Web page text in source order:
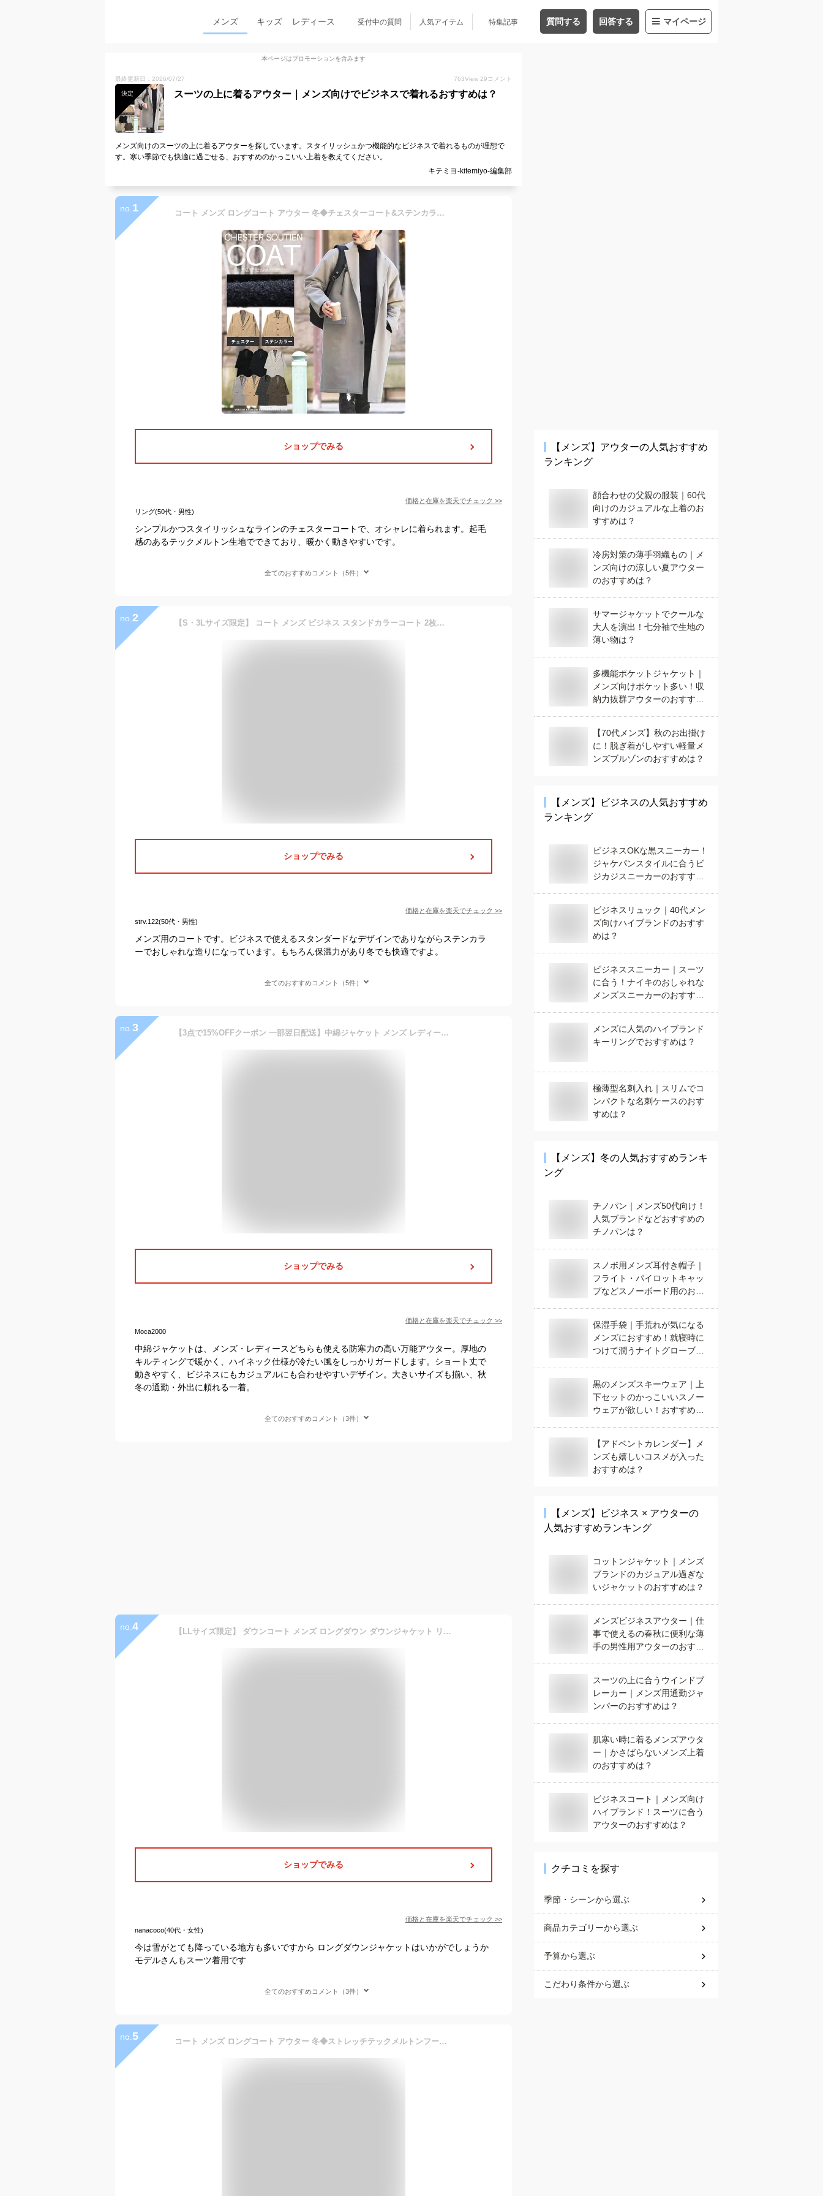
メンズ キッズ レディース 受付中の質問 人気アイテム 特集記事 質問する 回答する マイページ
本ページはプロモーションを含みます
最終更新日：2026/07/27 763View 29 コメント
決定 スーツの上に着るアウター｜メンズ向けでビジネスで着れるおすすめは？
メンズ向けのスーツの上に着るアウターを探しています。スタイリッシュかつ機能的なビジネスで着れるものが理想で
す。寒い季節でも快適に過ごせる、おすすめのかっこいい上着を教えてください。
キテミヨ-kitemiyo-編集部
no. 1 コート メンズ ロングコート アウター 冬◆チェスターコート&ステンカラーコート◆チェスターコート ウールコート ステンカラーコート 厚手 ビジネス カジュアル 保温性 暖かい 大きいサイズ 黒 スリム ビジネスコート ストレッチ 冬服
ショップでみる
価格と在庫を楽天でチェック >>
リング(50代・男性)
シンプルかつスタイリッシュなラインのチェスターコートで、オシャレに着られます。起毛
感のあるテックメルトン生地でできており、暖かく動きやすいです。
全てのおすすめコメント（5件）
no. 2 【S・3Lサイズ限定】 コート メンズ ビジネス スタンドカラーコート 2枚衿 秋冬春 レイヤード キルティングライナー着脱 ボンディング素材 スリーシーズン 大きいサイズ 【送料無料】
ショップでみる
価格と在庫を楽天でチェック >>
strv.122(50代・男性)
メンズ用のコートです。ビジネスで使えるスタンダードなデザインでありながらステンカラ
ーでおしゃれな造りになっています。もちろん保温力があり冬でも快適ですよ。
全てのおすすめコメント（5件）
no. 3 【3点で15%OFFクーポン 一部翌日配送】中綿ジャケット メンズ レディース ビジネス 厚地 キルティング ジャケット ダウンジャケット 厚手ジャケット ショート丈中綿コート ハイネック 防寒ジャケット ブルゾン 防寒 アウター 大きいサイズ 暖か 秋冬 防寒着 防風 冬服 冬物
ショップでみる
価格と在庫を楽天でチェック >>
Moca2000
中綿ジャケットは、メンズ・レディースどちらも使える防寒力の高い万能アウター。厚地の
キルティングで暖かく、ハイネック仕様が冷たい風をしっかりガードします。ショート丈で
動きやすく、ビジネスにもカジュアルにも合わせやすいデザイン。大きいサイズも揃い、秋
冬の通勤・外出に頼れる一着。
全てのおすすめコメント（3件）
no. 4 【LLサイズ限定】 ダウンコート メンズ ロングダウン ダウンジャケット リアルダウン フード付 ビジネス カジュアル コート アウター メンズコート
ショップでみる
価格と在庫を楽天でチェック >>
nanacoco(40代・女性)
今は雪がとても降っている地方も多いですから ロングダウンジャケットはいかがでしょうか
モデルさんもスーツ着用です
全てのおすすめコメント（3件）
no. 5 コート メンズ ロングコート アウター 冬◆ストレッチテックメルトンフーデッドコート◆コート 厚手 ビジネス カジュアル 保温性 暖かい 大きいサイズ 黒 スリム ビジネスコート ストレッチ 冬服 おしゃれ
【メンズ】 アウターの人気おすすめ
ランキング
顔合わせの父親の服装｜60代
向けのカジュアルな上着のお
すすめは？
冷房対策の薄手羽織もの｜メ
ンズ向けの涼しい夏アウター
のおすすめは？
サマージャケットでクールな
大人を演出！七分袖で生地の
薄い物は？
多機能ポケットジャケット｜
メンズ向けポケット多い！収
納力抜群アウターのおすすめ
【70代メンズ】秋のお出掛け
に！脱ぎ着がしやすい軽量メ
ンズブルゾンのおすすめは？
【メンズ】 ビジネスの人気おすすめ
ランキング
ビジネスOKな黒スニーカー！
ジャケパンスタイルに合うビ
ジカジスニーカーのおすすめ
ビジネスリュック｜40代メン
ズ向けハイブランドのおすす
めは？
ビジネススニーカー｜スーツ
に合う！ナイキのおしゃれな
メンズスニーカーのおすすめ
メンズに人気のハイブランド
キーリングでおすすめは？
極薄型名刺入れ｜スリムでコ
ンパクトな名刺ケースのおす
すめは？
【メンズ】 冬の人気おすすめランキ
ング
チノパン｜メンズ50代向け！
人気ブランドなどおすすめの
チノパンは？
スノボ用メンズ耳付き帽子｜
フライト・パイロットキャッ
プなどスノーボード用のおす
保湿手袋｜手荒れが気になる
メンズにおすすめ！就寝時に
つけて潤うナイトグローブ
黒のメンズスキーウェア｜上
下セットのかっこいいスノー
ウェアが欲しい！おすすめ
【アドベントカレンダー】メ
ンズも嬉しいコスメが入った
おすすめは？
【メンズ】 ビジネス × アウターの
人気おすすめランキング
コットンジャケット｜メンズ
ブランドのカジュアル過ぎな
いジャケットのおすすめは？
メンズビジネスアウター｜仕
事で使えるの春秋に便利な薄
手の男性用アウターのおすす
スーツの上に合うウインドブ
レーカー｜メンズ用通勤ジャ
ンパーのおすすめは？
肌寒い時に着るメンズアウタ
ー｜かさばらないメンズ上着
のおすすめは？
ビジネスコート｜メンズ向け
ハイブランド！スーツに合う
アウターのおすすめは？
クチコミを探す
季節・シーンから選ぶ
商品カテゴリーから選ぶ
予算から選ぶ
こだわり条件から選ぶ